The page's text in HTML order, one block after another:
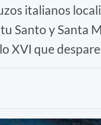
italianos
Santo y Santa
XVI que